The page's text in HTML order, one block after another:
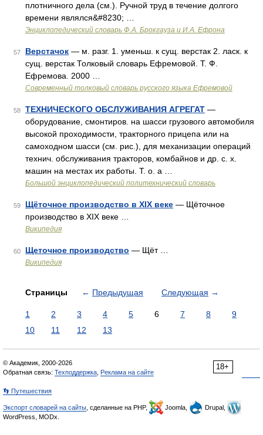
плотничного дела (см.). Ручной труд в течение долгого
времени являлся&#8230; …
Энциклопедический словарь Ф.А. Брокгауза и И.А. Ефрона
57 Верстачок — м. разг. 1. уменьш. к сущ. верстак 2. ласк. к
сущ. верстак Толковый словарь Ефремовой. Т. Ф.
Ефремова. 2000 …
Современный толковый словарь русского языка Ефремовой
58 ТЕХНИЧЕСКОГО ОБСЛУЖИВАНИЯ АГРЕГАТ —
оборудование, смонтиров. на шасси грузового автомобиля
высокой проходимости, тракторного прицепа или на
самоходном шасси (см. рис.), для механизации операций
технич. обслуживания тракторов, комбайнов и др. с. х.
машин на местах их работы. Т. о. а …
Большой энциклопедический политехнический словарь
59 Щёточное производство в XIX веке — Щёточное
производство в XIX веке …
Википедия
60 Щеточное производство — Щёт …
Википедия
Страницы ← Предыдущая Следующая →
1 2 3 4 5 6 7 8
9
10
11 12 13
18+
© Академик, 2000-2026
Обратная связь: Техподдержка Реклама на сайте
👣 Путешествия
Экспорт словарей на сайты , сделанные на PHP, Joomla,
Drupal,
WordPress, MODx.